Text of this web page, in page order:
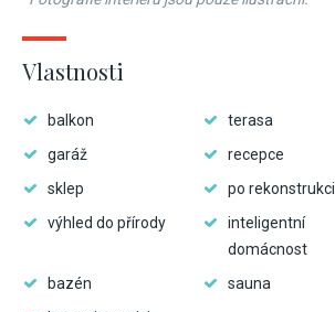
Vlastnosti
balkon
terasa
garáž
recepce
sklep
po rekonstrukci
výhled do přírody
inteligentní
domácnost
bazén
sauna